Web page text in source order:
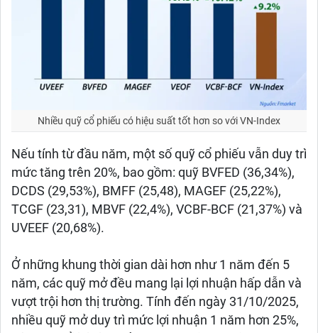
Nhiều quỹ cổ phiếu có hiệu suất tốt hơn so với VN-Index
Nếu tính từ đầu năm, một số quỹ cổ phiếu vẫn duy trì
mức tăng trên 20%, bao gồm: quỹ BVFED (36,34%),
DCDS (29,53%), BMFF (25,48), MAGEF (25,22%),
TCGF (23,31), MBVF (22,4%), VCBF-BCF (21,37%) và
UVEEF (20,68%).
Ở những khung thời gian dài hơn như 1 năm đến 5
năm, các quỹ mở đều mang lại lợi nhuận hấp dẫn và
vượt trội hơn thị trường. Tính đến ngày 31/10/2025,
nhiều quỹ mở duy trì mức lợi nhuận 1 năm hơn 25%,